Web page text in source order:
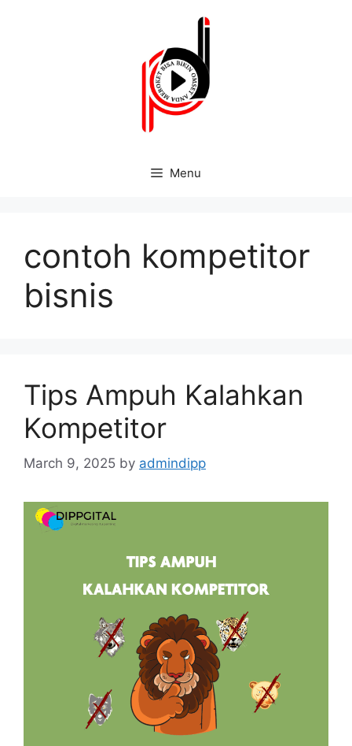
Menu
contoh kompetitor
bisnis
Tips Ampuh Kalahkan
Kompetitor
March 9, 2025 by admindipp